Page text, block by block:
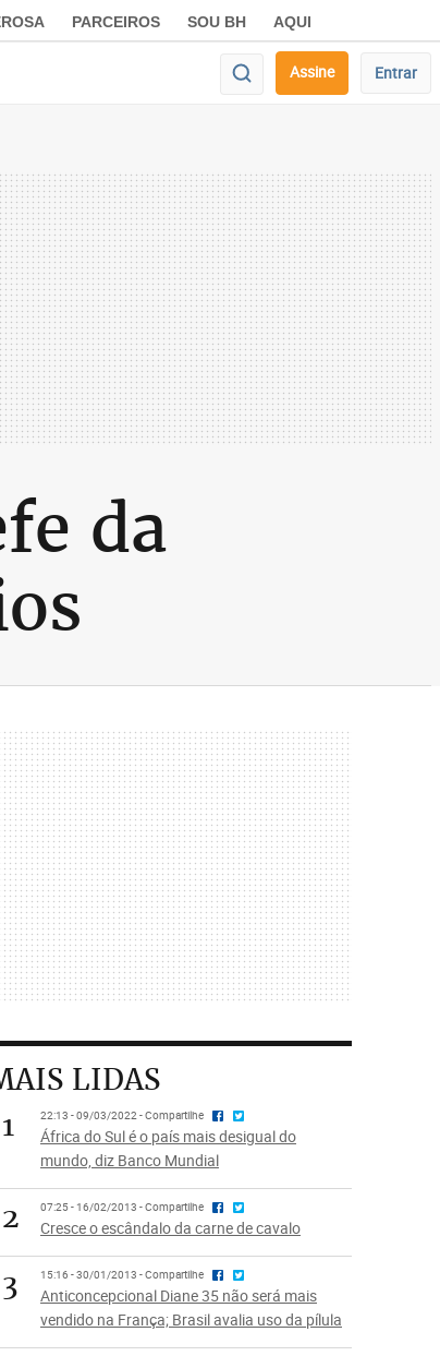
PARCEIROS SOU BH AQUI
Assine Entrar
da
LIDAS
1
22:13 - 09/03/2022 - Compartilhe
África do Sul é o país mais desigual do
mundo, diz Banco Mundial
2 07:25 - 16/02/2013 - Compartilhe
Cresce o escândalo da carne de cavalo
3 15:16 - 30/01/2013 - Compartilhe
Anticoncepcional Diane 35 não será mais
vendido na França; Brasil avalia uso da pílula